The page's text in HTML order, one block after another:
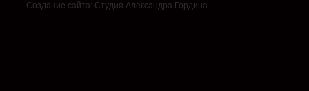
Создание сайта: Студия Александра Гордина